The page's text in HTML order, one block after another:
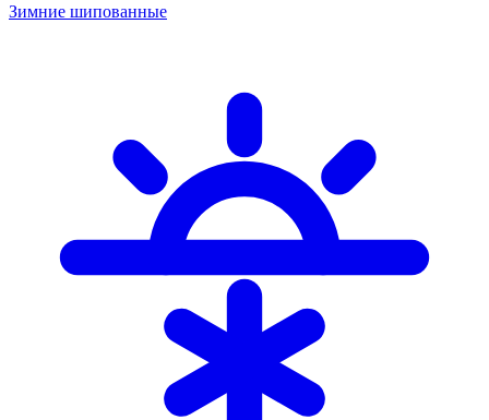
Зимние шипованные